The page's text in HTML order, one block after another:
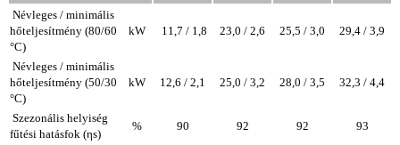
Névleges / minimális
hőteljesítmény (80/60
°C)
kW 11,7 / 1,8 23,0 / 2,6 25,5 / 3,0 29,4 / 3,9
Névleges / minimális
hőteljesítmény (50/30
°C)
kW 12,6 / 2,1 25,0 / 3,2 28,0 / 3,5 32,3 / 4,4
Szezonális helyiség
fűtési hatásfok (ηs)
% 90 92 92 93